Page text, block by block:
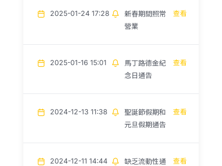
2025-01-24 17:28
新春期間照常
營業
查看
2025-01-16 15:01
馬丁路德金紀
念日通告
查看
2024-12-13 11:38
聖誕節假期和
元旦假期通告
查看
2024-12-11 14:44
缺乏流動性通
查看